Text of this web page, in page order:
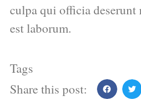
culpa qui officia
est laborum.
Tags
Share this post: